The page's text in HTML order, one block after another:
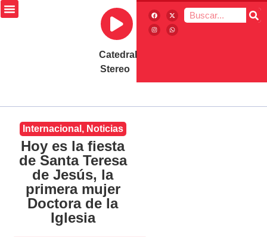
Catedral
Stereo
Internacional , Noticias
Hoy es la fiesta
de Santa Teresa
de Jesús, la
primera mujer
Doctora de la
Iglesia